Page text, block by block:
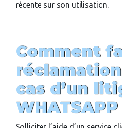
récente sur son utilisation.
Comment
cas d’un
WHATSAPP